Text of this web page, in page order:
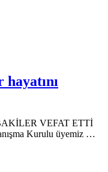
VEFAT ETTİ
Kurulu üyemiz …